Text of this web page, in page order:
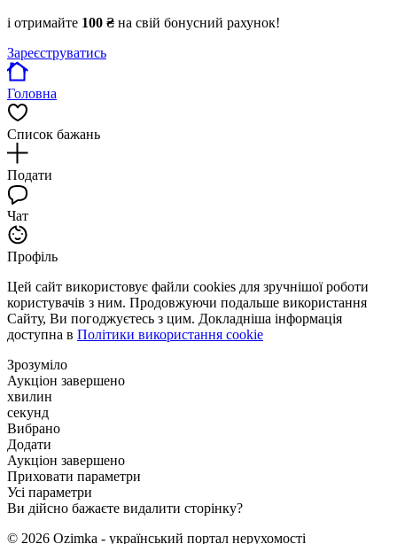
і отримайте 100 ₴ на свій бонусний рахунок!
Зареєструватись
Головна
Список бажань
Подати
Чат
Профіль
Цей сайт використовує файли cookies для зручнішої роботи
користувачів з ним. Продовжуючи подальше використання
Сайту, Ви погоджуєтесь з цим. Докладніша інформація
доступна в Політики використання cookie
Зрозуміло
Аукціон завершено
хвилин
секунд
Вибрано
Додати
Аукціон завершено
Приховати параметри
Усі параметри
Ви дійсно бажаєте видалити сторінку?
© 2026 Ozimka - український портал нерухомості